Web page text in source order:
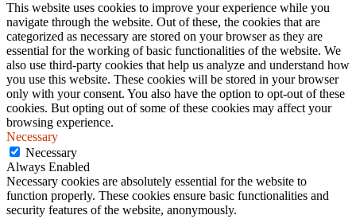
This website uses cookies to improve your experience while you
navigate through the website. Out of these, the cookies that are
categorized as necessary are stored on your browser as they are
essential for the working of basic functionalities of the website. We
also use third-party cookies that help us analyze and understand how
you use this website. These cookies will be stored in your browser
only with your consent. You also have the option to opt-out of these
cookies. But opting out of some of these cookies may affect your
browsing experience.
Necessary
Necessary
Always Enabled
Necessary cookies are absolutely essential for the website to
function properly. These cookies ensure basic functionalities and
security features of the website, anonymously.